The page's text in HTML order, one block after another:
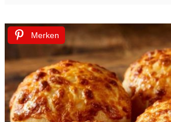
Merken